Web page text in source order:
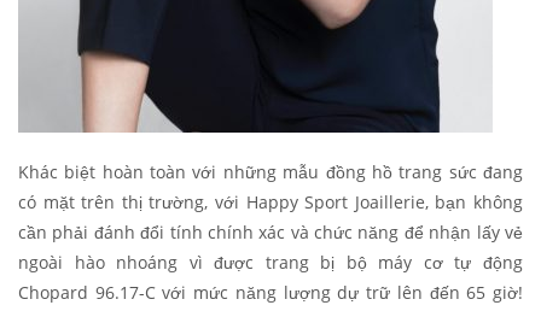
Khác biệt hoàn toàn với những mẫu đồng hồ trang sức đang
có mặt trên thị trường, với Happy Sport Joaillerie, bạn không
cần phải đánh đổi tính chính xác và chức năng để nhận lấy vẻ
ngoài hào nhoáng vì được trang bị bộ máy cơ tự động
Chopard 96.17-C với mức năng lượng dự trữ lên đến 65 giờ!